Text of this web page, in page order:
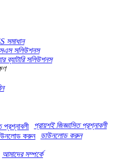
সমাধান
সলিউশনস
ব্যাটারি সলিউশনস
প্রায়শই জিজ্ঞাসিত প্রশ্নাবলী
ডাউনলোড করুন
আমাদের সম্পর্কে